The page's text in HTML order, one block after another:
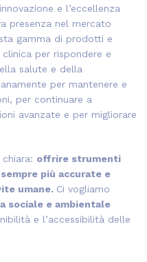
e l’eccellenza
presenza nel mercato
gamma di prodotti e
per rispondere e
salute e della
per mantenere e
per continuare a
avanzate e per migliorare
offrire strumenti
più accurate e
umane. Ci vogliamo
sociale e ambientale
e l’accessibilità delle